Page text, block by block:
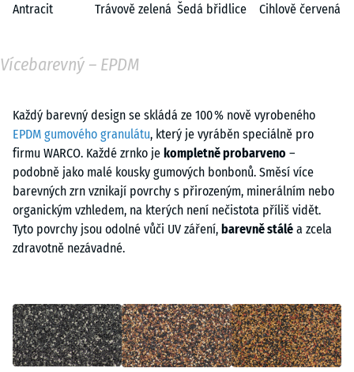
Antracit Trávově zelená Šedá břidlice Cihlově červená
Vícebarevný – EPDM
Každý barevný design se skládá ze 100 % nově vyrobeného
EPDM gumového granulátu, který je vyráběn speciálně pro
firmu WARCO. Každé zrnko je kompletně probarveno –
podobně jako malé kousky gumových bonbonů. Směsí více
barevných zrn vznikají povrchy s přirozeným, minerálním nebo
organickým vzhledem, na kterých není nečistota příliš vidět.
Tyto povrchy jsou odolné vůči UV záření, barevně stálé a zcela
zdravotně nezávadné.